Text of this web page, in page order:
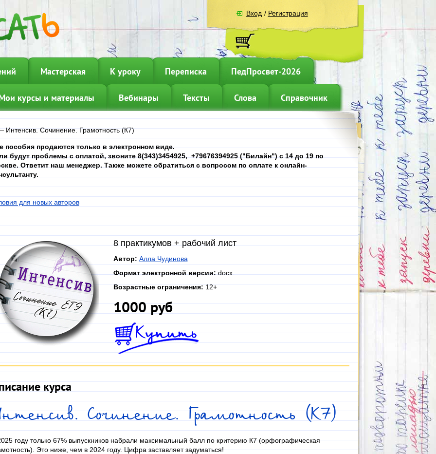
Вход / Регистрация
Мастерская К уроку Переписка ПедПросвет-2026
курсы и материалы Вебинары Тексты Слова Справочник
Интенсив. Сочинение. Грамотность (К7)
пособия продаются только в электронном виде.
будут проблемы с оплатой, звоните 8(343)3454925, +79676394925 ("Билайн") с 14 до 19 по
Ответит наш менеджер. Также можете обратиться с вопросом по оплате к онлайн-
для новых авторов
8 практикумов + рабочий лист
Автор: Алла Чудинова
Формат электронной версии: docx.
Возрастные ограничения: 12+
1000 руб
курса
Сочинение. Грамотность (К7)
году только 67% выпускников набрали максимальный балл по критерию К7 (орфографическая
Это ниже, чем в 2024 году. Цифра заставляет задуматься!